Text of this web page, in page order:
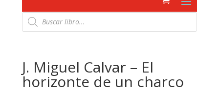
Búsqueda
de
productos
J. Miguel Calvar – El
horizonte de un charco